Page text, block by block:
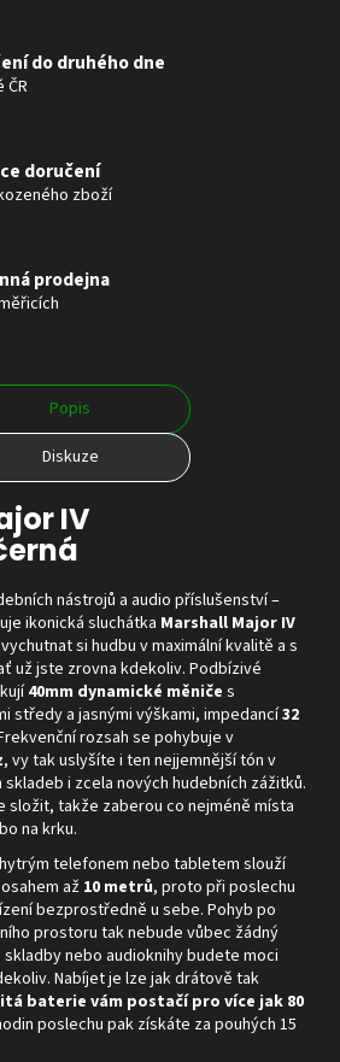
do druhého dne
ČR
doručení
zboží
prodejna
Popis
Diskuze
IV
nástrojů a audio příslušenství –
ikonická sluchátka Marshall Major IV
si hudbu v maximální kvalitě a s
už jste zrovna kdekoliv. Podbízivé
40mm dynamické měniče s
středy a jasnými výškami, impedancí32
rozsah se pohybuje v
, vy tak uslyšíte i ten nejjemnější tón v
i zcela nových hudebních zážitků.
složit, takže zaberou co nejméně místa
na krku.
telefonem nebo tabletem slouží
až10 metrů, proto při poslechu
bezprostředně u sebe. Pohyb po
prostoru tak nebude vůbec žádný
nebo audioknihy budete moci
Nabíjet je lze jak drátově tak
baterie vám postačí pro více jak 80
poslechu pak získáte za pouhých 15